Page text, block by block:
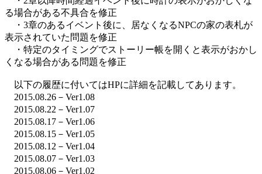
る場合がある不具合を修正
・3章のあるイベント後に、居なくなるNPCの家の表札が
表示されていた問題を修正
・特定のタイミングでストーリー帳を開くと表示がおかし
くなる場合がある問題を修正
以下の履歴に付いてはHPに詳細を記載してあります。
2015.08.26－Ver1.08
2015.08.22－Ver1.07
2015.08.17－Ver1.06
2015.08.15－Ver1.05
2015.08.12－Ver1.04
2015.08.07－Ver1.03
2015.08.06－Ver1.02